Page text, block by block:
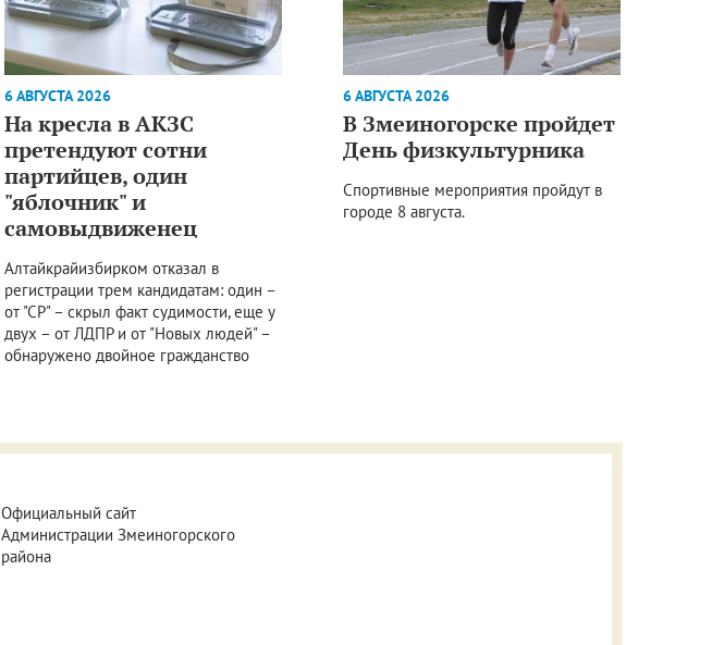
6 АВГУСТА 2026
На кресла в АКЗС
претендуют сотни
партийцев, один
"яблочник" и
самовыдвиженец
Алтайкрайизбирком отказал в
регистрации трем кандидатам: один –
от "СР" – скрыл факт судимости, еще у
двух – от ЛДПР и от "Новых людей" –
обнаружено двойное гражданство
6 АВГУСТА 2026
В Змеиногорске пройдет
День физкультурника
Спортивные мероприятия пройдут в
городе 8 августа.
Официальный сайт
Администрации Змеиногорского
района